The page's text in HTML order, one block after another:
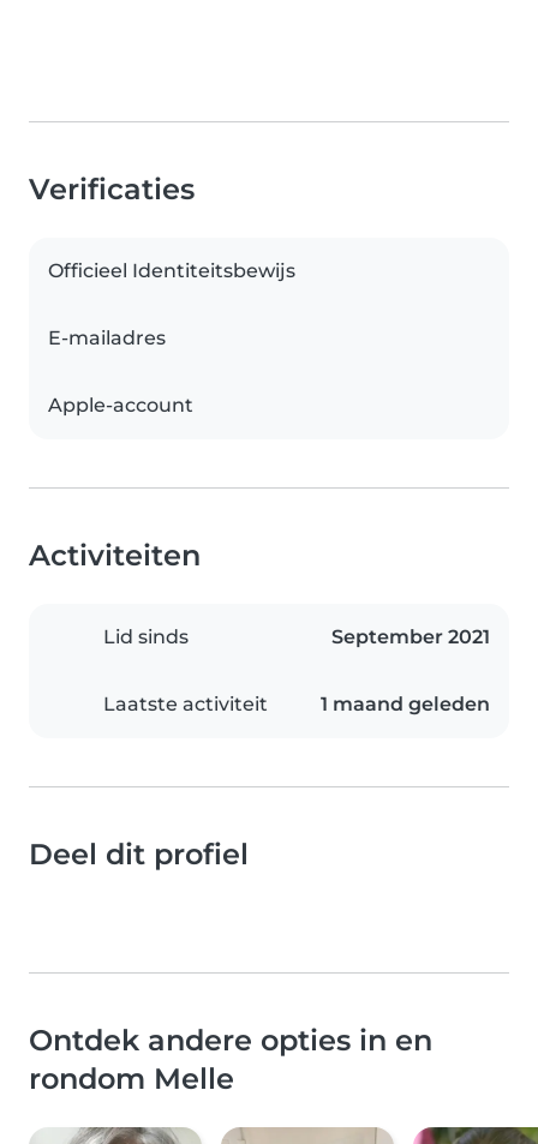
Verificaties
Officieel Identiteitsbewijs
E-mailadres
Apple-account
Activiteiten
Lid sinds September 2021
Laatste activiteit 1 maand geleden
Deel dit profiel
Ontdek andere opties in en
rondom Melle